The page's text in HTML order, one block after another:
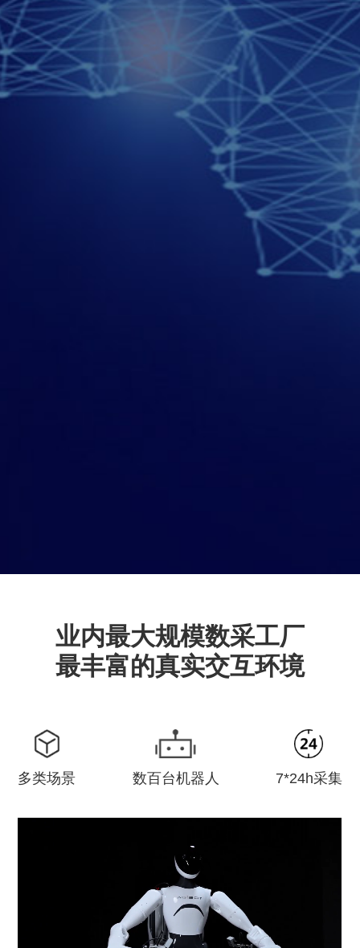
业内最大规模数采工厂
最丰富的真实交互环境
多类场景 数百台机器人 7*24h采集